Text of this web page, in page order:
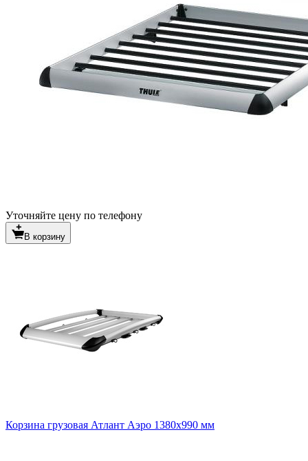
Уточняйте цену по телефону
В корзину
Корзина грузовая Атлант Аэро 1380x990 мм